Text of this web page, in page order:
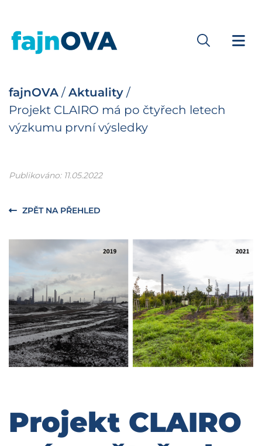
fajnOVA / Aktuality /
Projekt CLAIRO má po čtyřech letech
výzkumu první výsledky
Publikováno: 11.05.2022
ZPĚT NA PŘEHLED
Projekt CLAIRO